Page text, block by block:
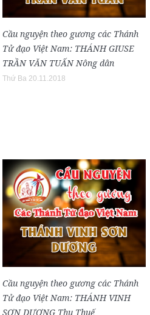
Cầu nguyện theo gương các Thánh
Tử đạo Việt Nam: THÁNH GIUSE
TRẦN VĂN TUẤN Nông dân
Thứ Ba 20.11.2018
Cầu nguyện theo gương các Thánh
Tử đạo Việt Nam: THÁNH VINH
SƠN DƯƠNG Thu Thuế